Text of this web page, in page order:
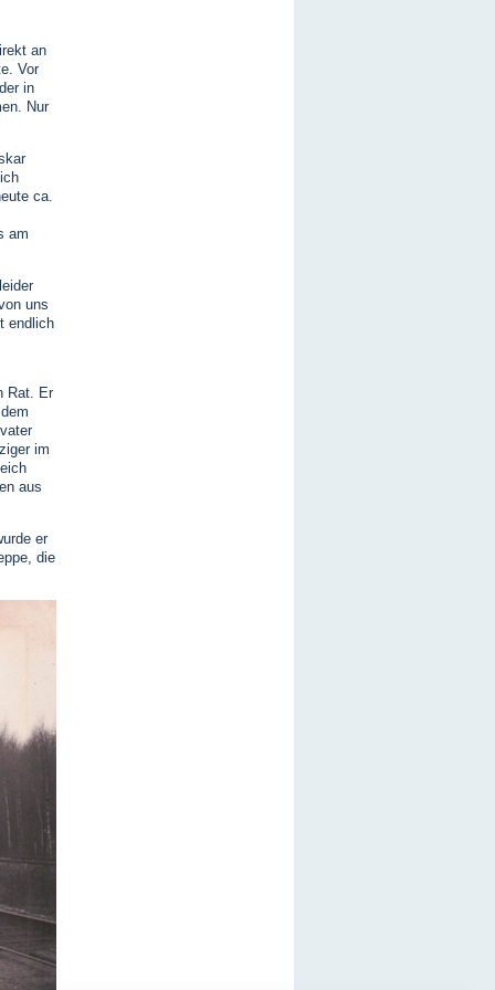
an
Vor
in
Nur
ca.
am
uns
endlich
Rat. Er
im
aus
er
die